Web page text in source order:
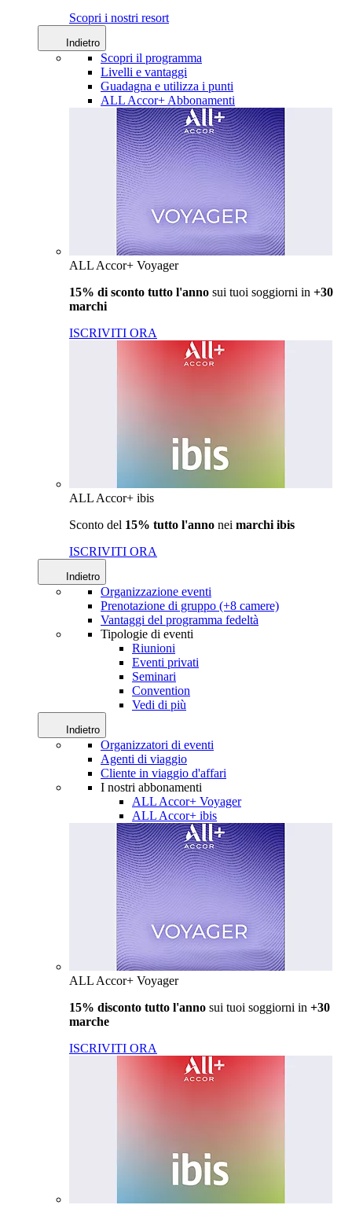
Scopri i nostri resort
Indietro
Scopri il programma
Livelli e vantaggi
Guadagna e utilizza i punti
ALL Accor+ Abbonamenti
ALL Accor+ Voyager
15% di sconto tutto l'anno sui tuoi soggiorni in +30
marchi
ISCRIVITI ORA
ALL Accor+ ibis
Sconto del 15% tutto l'anno nei marchi ibis
ISCRIVITI ORA
Indietro
Organizzazione eventi
Prenotazione di gruppo (+8 camere)
Vantaggi del programma fedeltà
Tipologie di eventi
Riunioni
Eventi privati
Seminari
Convention
Vedi di più
Indietro
Organizzatori di eventi
Agenti di viaggio
Cliente in viaggio d'affari
I nostri abbonamenti
ALL Accor+ Voyager
ALL Accor+ ibis
ALL Accor+ Voyager
15% disconto tutto l'anno sui tuoi soggiorni in +30
marche
ISCRIVITI ORA